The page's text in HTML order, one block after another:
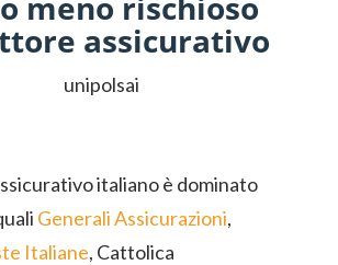
assicurativo
italiano è dominato
Generali Assicurazioni,
Italiane, Cattolica